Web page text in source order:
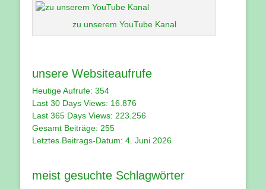
zu unserem YouTube Kanal
unsere Websiteaufrufe
Heutige Aufrufe: 354
Last 30 Days Views: 16.876
Last 365 Days Views: 223.256
Gesamt Beiträge: 255
Letztes Beitrags-Datum: 4. Juni 2026
meist gesuchte Schlagwörter